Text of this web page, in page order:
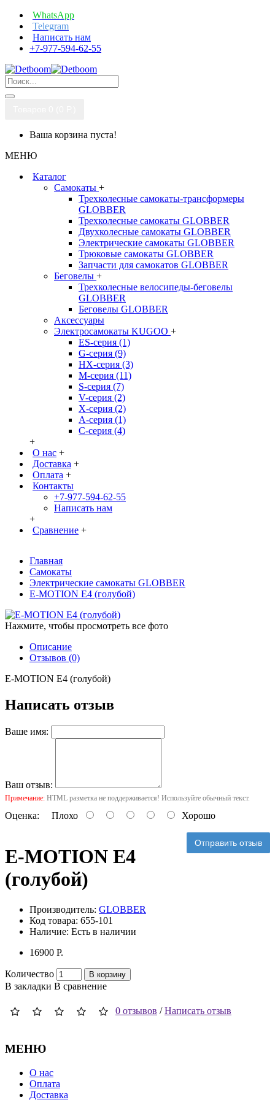
WhatsApp
Telegram
Написать нам
+7-977-594-62-55
Ваша корзина пуста!
МЕНЮ
Каталог
Самокаты +
Трехколесные самокаты-трансформеры
GLOBBER
Трехколесные самокаты GLOBBER
Двухколесные самокаты GLOBBER
Электрические самокаты GLOBBER
Трюковые самокаты GLOBBER
Запчасти для самокатов GLOBBER
Беговелы +
Трехколесные велосипеды-беговелы
GLOBBER
Беговелы GLOBBER
Аксессуары
Электросамокаты KUGOO +
ES-серия (1)
G-серия (9)
HX-серия (3)
M-серия (11)
S-серия (7)
V-серия (2)
X-серия (2)
А-серия (1)
С-серия (4)
+
О нас +
Доставка +
Оплата +
Контакты
+7-977-594-62-55
Написать нам
+
Сравнение +
Главная
Самокаты
Электрические самокаты GLOBBER
E-MOTION E4 (голубой)
Нажмите, чтобы просмотреть все фото
Описание
Отзывов (0)
E-MOTION E4 (голубой)
Написать отзыв
Ваше имя:
Ваш отзыв:
Примечание: HTML разметка не поддерживается! Используйте обычный текст.
Оценка: Плохо Хорошо
Отправить отзыв
E-MOTION E4
(голубой)
Производитель: GLOBBER
Код товара: 655-101
Наличие: Есть в наличии
16900 P.
Количество В корзину
В закладки В сравнение
0 отзывов /Написать отзыв
МЕНЮ
О нас
Оплата
Доставка